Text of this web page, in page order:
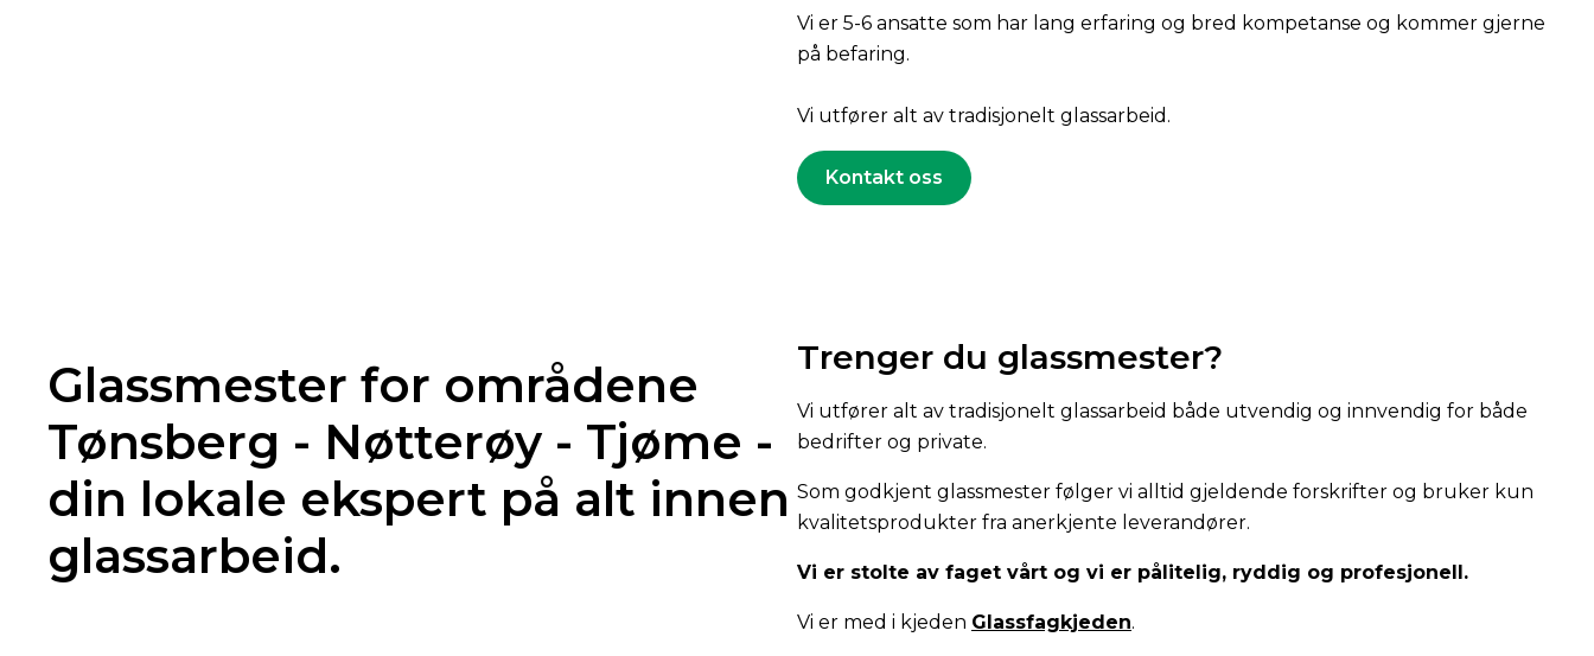
Vi er 5-6 ansatte som har lang erfaring og bred kompetanse og kommer gjerne
på befaring.
Vi utfører alt av tradisjonelt glassarbeid.
Kontakt oss
Glassmester for områdene
Tønsberg - Nøtterøy - Tjøme -
din lokale ekspert på alt innen
glassarbeid.
Trenger du glassmester?
Vi utfører alt av tradisjonelt glassarbeid både utvendig og innvendig for både
bedrifter og private.
Som godkjent glassmester følger vi alltid gjeldende forskrifter og bruker kun
kvalitetsprodukter fra anerkjente leverandører.
Vi er stolte av faget vårt og vi er pålitelig, ryddig og profesjonell.
Vi er med i kjeden Glassfagkjeden.